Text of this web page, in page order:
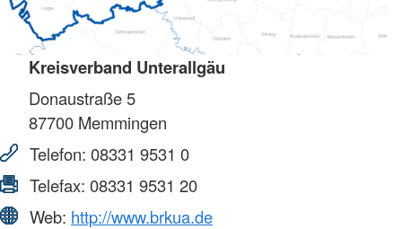
Kreisverband Unterallgäu
Donaustraße 5
87700 Memmingen
Telefon: 08331 9531 0
Telefax: 08331 9531 20
Web: http://www.brkua.de